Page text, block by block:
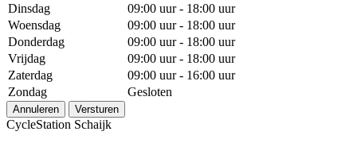
Dinsdag
09:00 uur - 18:00 uur
Woensdag
09:00 uur - 18:00 uur
Donderdag
09:00 uur - 18:00 uur
Vrijdag
09:00 uur - 18:00 uur
Zaterdag
09:00 uur - 16:00 uur
Zondag
Gesloten
Annuleren Versturen
CycleStation Schaijk